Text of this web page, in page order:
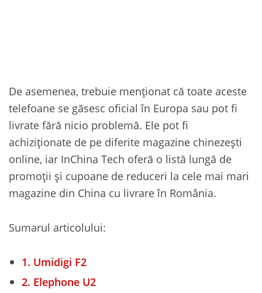
De asemenea, trebuie menționat că toate aceste
telefoane se găsesc oficial în Europa sau pot fi
livrate fără nicio problemă. Ele pot fi
achiziționate de pe diferite magazine chinezești
online, iar InChina Tech oferă o listă lungă de
promoții și cupoane de reduceri la cele mai mari
magazine din China cu livrare în România.
Sumarul articolului:
1. Umidigi F2
2. Elephone U2